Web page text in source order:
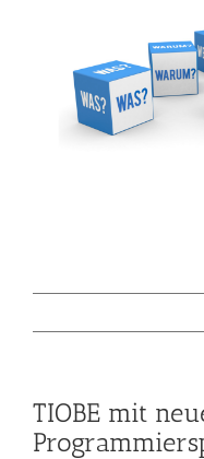
TIOBE mit